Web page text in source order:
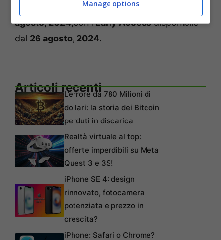
Xbox One, Nintendo Switch, e PC il
agosto, 2024,con l’Early Accessdisponibile
dal 26 agosto, 2024.
Articoli recentiL’errore da 780 Milioni di
dollari: la storia dei Bitcoin
perduti in discarica
Realtà virtuale al top:
offerte imperdibili su Meta
Quest 3 e 3S!
iPhone SE 4: design
rinnovato, fotocamera
potenziata e prezzo in
crescita?
iPhone: Safari o Chrome?
Manage options